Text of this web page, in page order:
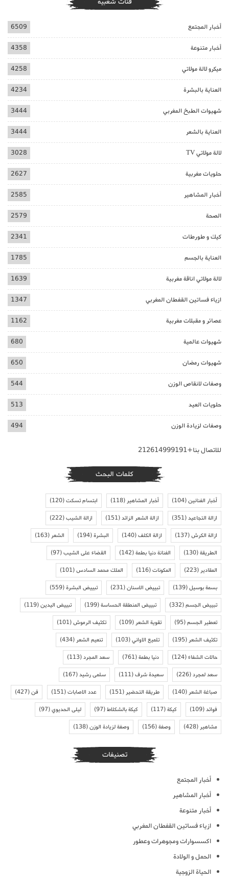
أخبار المجتمع 6509
أخبار متنوعة 4358
ميكرو لالة مولاتي 4258
العناية بالبشرة 4234
شهيوات الطبخ المغربي 3444
العناية بالشعر 3444
لالة مولاتي TV 3028
حلويات مغربية 2627
أخبار المشاهير 2585
الصحة 2579
كيك و طورطات 2341
العناية بالجسم 1785
لالة مولاتي اناقة مغربية 1639
ازياء فساتين القفطان المغربي 1347
عصائر و مقبلات مغربية 1162
شهيوات عالمية 680
شهيوات رمضان 650
وصفات لانقاص الوزن 544
حلويات العيد 513
وصفات لزيادة الوزن 494
للاتصال بنا+212614999191
كلمات البحث
أخبار الفنانين(104) أخبار المشاهير (118) ابتسام تسكت(120)
ازالة التجاعيد(351) ازالة الشعر الزائد(151) ازالة الشيب(222)
ازالة الكرش(137) ازالة الكلف(140) البشرة(194) الشعر (163)
الطريقة(130) الفنانة دنيا بطمة(142) القضاء على الشيب(97)
المقادير (223) المكونات(116) الملك محمد السادس(101)
بسمة بوسيل(139) تبييض الاسنان(231) تبييض البشرة(559)
تبييض الجسم(332) تبييض المنطقة الحساسة(199) تبييض اليدين(119)
تعطير الجسم(95) تقوية الشعر (109) تكثيف الرموش(101)
تكثيف الشعر (195) تلميع الاواني(103) تنعيم الشعر (434)
حالات الشفاء(124) دنيا بطمة(761) سعد المجرد(113)
سعد لمجرد(226) سعيدة شرف(111) سلمى رشيد(167)
صباغة الشعر (140) طريقة التحضير (151) عدد الاصابات(151) فن(427)
فوائد(109) كيكة(117) كيكة بالشكلاط(97) ليلى الحديوي(97)
مشاهير (428) وصفة(156) وصفة لزيادة الوزن(138)
تصنيفات
أخبار المجتمع
أخبار المشاهير
أخبار متنوعة
ازياء فساتين القفطان المغربي
اكسسوارات ومجوهرات وعطور
الحمل و الولادة
الحياة الزوجية